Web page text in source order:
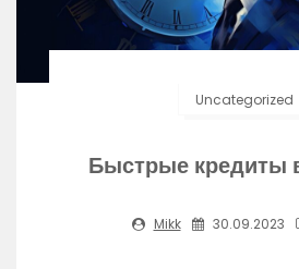
Uncategorized
Быстрые кредиты
Mikk 30.09.2023